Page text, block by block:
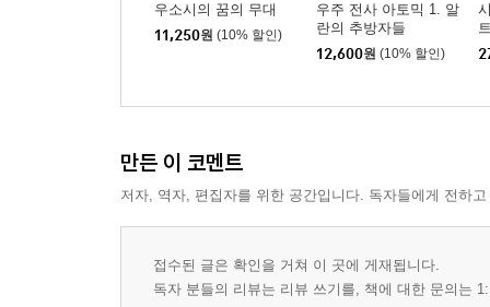
우소시의 꿈의 무대
11,250원 (10% 할인)
우주 전사 아토믹 1. 알
란의 추방자들
12,600원 (10% 할인)
만든 이 코멘트
저자, 역자, 편집자를 위한 공간입니다. 독자들에게 전하
접수된 글은 확인을 거쳐 이 곳에 게재됩니다.
독자 분들의 리뷰는 리뷰 쓰기를, 책에 대한 문의는